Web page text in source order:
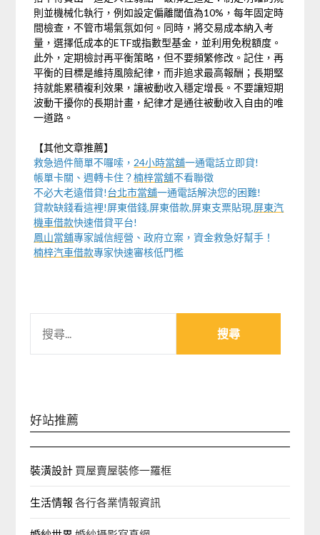
則並機械化執行，例如設定偏離閾值為10%，每年固定時
間檢查，不管市場氣氛如何。同時，將交易成本納入考
量，選擇低成本的ETF或指數型基金，並利用免稅額度。
此外，定期檢討再平衡策略，但不要頻繁修改。記住，再
平衡的目標是維持風險紀律，而非追求最高報酬；長期堅
持就能累積複利效果，讓被動收入穩定增長。不要讓短期
波動干擾你的長期計畫，紀律才是通往被動收入自由的唯
一道路。
【其他文章推薦】
救急過件簡單不囉嗦， 24小時當舖一通電話立即貸!
帳單卡關、週轉卡住？楠梓當舖不看聯徵
不必大老遠借貸!台北市當舖一通電話解決您的困難!
貸款缺錢看這裡!屏東借錢,屏東借款,屏東支票貼現,屏東汽
機車借款快速借貸平台!
鳳山當舖專家誠信經營、政府立案，資金救急好幫手！
楠梓汽車借款專家快速審核低門檻
關
好站推薦
裝潢設計 買屋賣屋裝修一羅框
生活情報 各行各業情報資訊